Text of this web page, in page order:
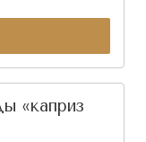
«каприз